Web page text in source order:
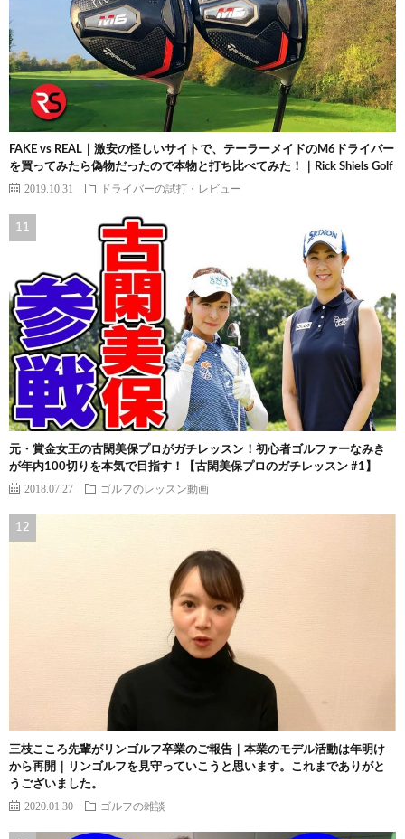
FAKE vs REAL｜激安の怪しいサイトで、テーラーメイドのM6ドライバー
を買ってみたら偽物だったので本物と打ち比べてみた！｜Rick Shiels Golf
2019.10.31 ドライバーの試打・レビュー
元・賞金女王の古閑美保プロがガチレッスン！初心者ゴルファーなみき
が年内100切りを本気で目指す！【古閑美保プロのガチレッスン #1】
2018.07.27 ゴルフのレッスン動画
三枝こころ先輩がリンゴルフ卒業のご報告｜本業のモデル活動は年明け
から再開｜リンゴルフを見守っていこうと思います。これまでありがと
うございました。
2020.01.30 ゴルフの雑談